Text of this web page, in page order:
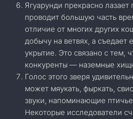
Ягуарунди прекрасно лазает
проводит большую часть
отличие от многих других
добычу на ветвях, а съедает
укрытие. Это связано с тем,
конкуренты — наземные
Голос этого зверя
может мяукать, фыркать,
звуки, напоминающие
Некоторые исследователи